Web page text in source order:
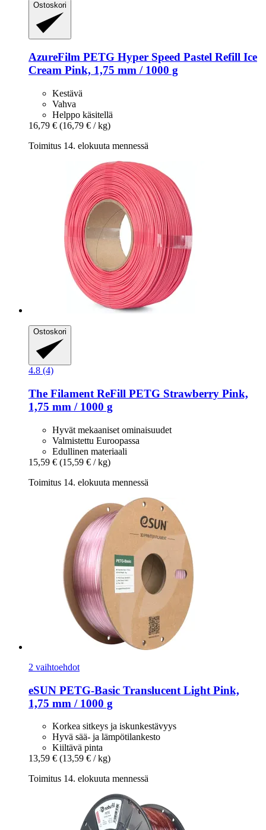
Ostoskori
AzureFilm PETG Hyper Speed Pastel Refill Ice
Cream Pink, 1,75 mm / 1000 g
Kestävä
Vahva
Helppo käsitellä
16,79 € (16,79 € / kg)
Toimitus 14. elokuuta mennessä
Ostoskori
4.8 (4)
The Filament ReFill PETG Strawberry Pink,
1,75 mm / 1000 g
Hyvät mekaaniset ominaisuudet
Valmistettu Euroopassa
Edullinen materiaali
15,59 € (15,59 € / kg)
Toimitus 14. elokuuta mennessä
2 vaihtoehdot
eSUN PETG-​Basic Translucent Light Pink,
1,75 mm / 1000 g
Korkea sitkeys ja iskunkestävyys
Hyvä sää- ja lämpötilankesto
Kiiltävä pinta
13,59 € (13,59 € / kg)
Toimitus 14. elokuuta mennessä